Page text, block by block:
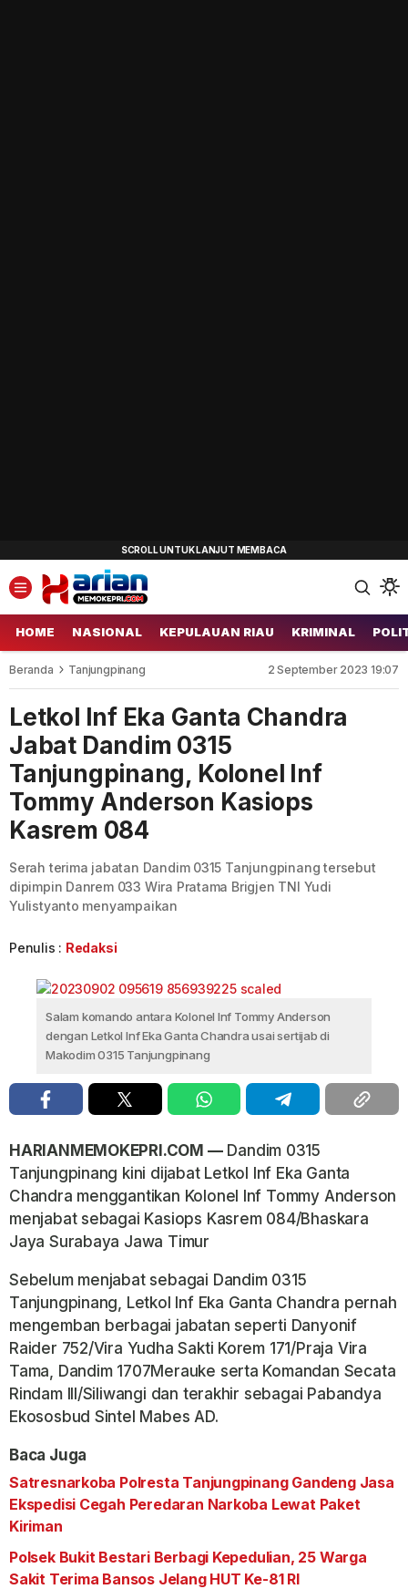
HOME NASIONAL KEPULAUAN RIAU KRIMINAL
Beranda Tanjungpinang 2 September 2023 19:07
Letkol Inf Eka Ganta Chandra
Jabat Dandim 0315
Tanjungpinang, Kolonel Inf
Tommy Anderson Kasiops
Kasrem 084
Serah terima jabatan Dandim 0315 Tanjungpinang tersebut
dipimpin Danrem 033 Wira Pratama Brigjen TNI Yudi
Yulistyanto menyampaikan
Penulis : Redaksi
Salam komando antara Kolonel Inf Tommy Anderson
dengan Letkol Inf Eka Ganta Chandra usai sertijab di
Makodim 0315 Tanjungpinang
HARIANMEMOKEPRI.COM —Dandim 0315
Tanjungpinang kini dijabat Letkol Inf Eka Ganta
Chandra menggantikan Kolonel Inf Tommy Anderson
menjabat sebagai Kasiops Kasrem 084/Bhaskara
Jaya Surabaya Jawa Timur
Sebelum menjabat sebagai Dandim 0315
Tanjungpinang, Letkol Inf Eka Ganta Chandra pernah
mengemban berbagai jabatan seperti Danyonif
Raider 752/Vira Yudha Sakti Korem 171/Praja Vira
Tama, Dandim 1707Merauke serta Komandan Secata
Rindam III/Siliwangi dan terakhir sebagai Pabandya
Ekososbud Sintel Mabes AD.
Baca Juga
Satresnarkoba Polresta Tanjungpinang Gandeng Jasa
Ekspedisi Cegah Peredaran Narkoba Lewat Paket
Kiriman
Polsek Bukit Bestari Berbagi Kepedulian, 25 Warga
Sakit Terima Bansos Jelang HUT Ke-81 RI